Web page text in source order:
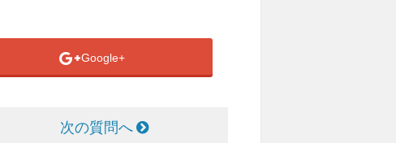
Google+
次の質問へ